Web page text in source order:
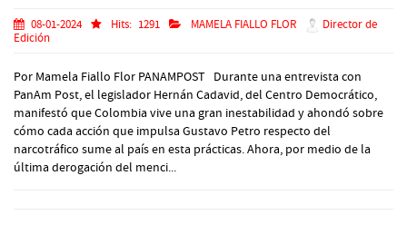
08-01-2024 Hits: 1291 MAMELA FIALLO FLOR
Director de
Edición
Por Mamela Fiallo Flor PANAMPOST Durante una entrevista con
PanAm Post, el legislador Hernán Cadavid, del Centro Democrático,
manifestó que Colombia vive una gran inestabilidad y ahondó sobre
cómo cada acción que impulsa Gustavo Petro respecto del
narcotráfico sume al país en esta prácticas. Ahora, por medio de la
última derogación del menci...